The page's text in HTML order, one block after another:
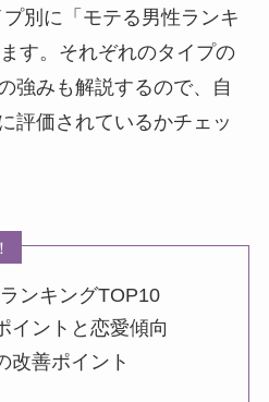
別に「モテる男性ランキ
す。それぞれのタイプの
強みも解説するので、自
評価されているかチェッ
ンキングTOP10
イントと恋愛傾向
改善ポイント